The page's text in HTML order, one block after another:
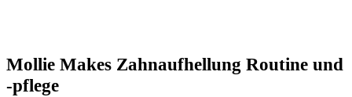
Mollie Makes Zahnaufhellung Routine und
-pflege